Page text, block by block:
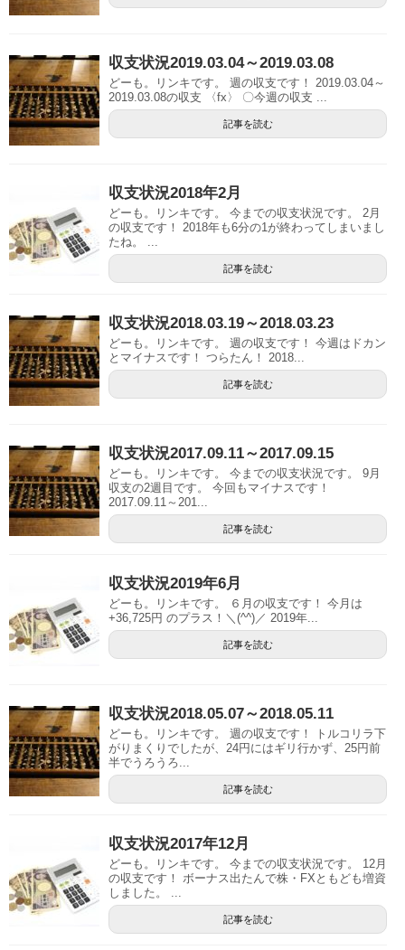
収支状況2019.03.04～2019.03.08
どーも。リンキです。 週の収支です！ 2019.03.04～
2019.03.08の収支 〈fx〉 〇今週の収支 ...
記事を読む
収支状況2018年2月
どーも。リンキです。 今までの収支状況です。 2月
の収支です！ 2018年も6分の1が終わってしまいまし
たね。 ...
記事を読む
収支状況2018.03.19～2018.03.23
どーも。リンキです。 週の収支です！ 今週はドカン
とマイナスです！ つらたん！ 2018...
記事を読む
収支状況2017.09.11～2017.09.15
どーも。リンキです。 今までの収支状況です。 9月
収支の2週目です。 今回もマイナスです！
2017.09.11～201...
記事を読む
収支状況2019年6月
どーも。リンキです。 ６月の収支です！ 今月は
+36,725円 のプラス！＼(^^)／ 2019年...
記事を読む
収支状況2018.05.07～2018.05.11
どーも。リンキです。 週の収支です！ トルコリラ下
がりまくりでしたが、24円にはギリ行かず、25円前
半でうろうろ...
記事を読む
収支状況2017年12月
どーも。リンキです。 今までの収支状況です。 12月
の収支です！ ボーナス出たんで株・FXともども増資
しました。 ...
記事を読む